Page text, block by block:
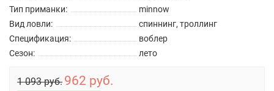
Тип приманки:
minnow
Вид ловли:
спиннинг, троллинг
Спецификация:
воблер
Сезон:
лето
1 093 руб. 962 руб.